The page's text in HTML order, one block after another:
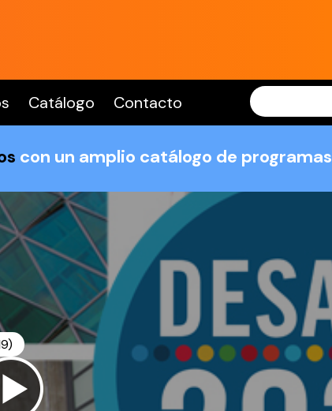
Catálogo Contacto
con un amplio catálogo de programas